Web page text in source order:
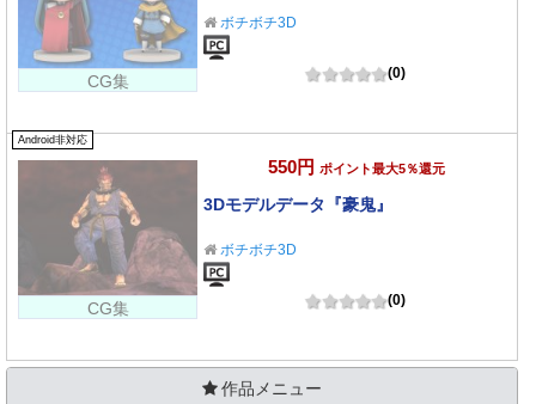
CG集
ボチボチ3D
(0)
Android非対応
CG集
550円 ポイント最大5％還元
3Dモデルデータ『豪鬼』
ボチボチ3D
(0)
作品メニュー